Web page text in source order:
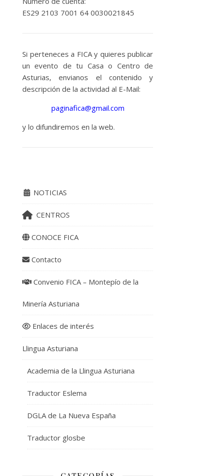
ES29 2103 7001 64 0030021845
Si perteneces a FICA y quieres publicar
un evento de tu Casa o Centro de
Asturias, envianos el contenido y
descripción de la actividad al E-Mail:
paginafica@gmail.com
y lo difundiremos en la web.
NOTICIAS
CENTROS
CONOCE FICA
Contacto
Convenio FICA – Montepío de la
Minería Asturiana
Enlaces de interés
Llingua Asturiana
Academia de la Llingua Asturiana
Traductor Eslema
DGLA de La Nueva España
Traductor glosbe